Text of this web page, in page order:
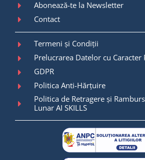
Abonează-te la Newsletter
Contact
Termeni și Condiții
Prelucrarea Datelor cu Caracter
GDPR
Politica Anti-Hărțuire
Politica de Retragere și
Lunar AI SKILLS